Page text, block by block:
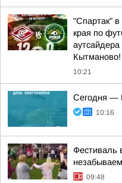
"Спартак" в
края по
Кытманово!
10:21
Сегодня —
10:16
Фестиваль
09:48